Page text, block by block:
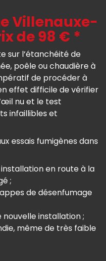
Villenauxe-
de 98 € *
sur l’étanchéité de
poêle ou chaudière à
de procéder à
effet difficile de vérifier
nu et le test
infaillibles et
essais fumigènes dans
en route à la
;
de désenfumage
installation ;
même de très faible